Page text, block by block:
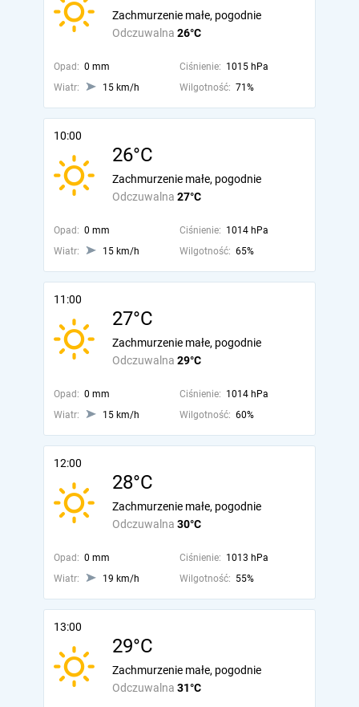
Odczuwalna 26°C
Zachmurzenie małe, pogodnie
Opad: 0 mm Ciśnienie: 1015 hPa
Wiatr:
15 km/h Wilgotność: 71%
10:00
26°C
Odczuwalna 27°C
Zachmurzenie małe, pogodnie
Opad: 0 mm Ciśnienie: 1014 hPa
Wiatr:
15 km/h Wilgotność: 65%
11:00
27°C
Odczuwalna 29°C
Zachmurzenie małe, pogodnie
Opad: 0 mm Ciśnienie: 1014 hPa
Wiatr:
15 km/h Wilgotność: 60%
12:00
28°C
Odczuwalna 30°C
Zachmurzenie małe, pogodnie
Opad: 0 mm Ciśnienie: 1013 hPa
Wiatr:
19 km/h Wilgotność: 55%
13:00
29°C
Odczuwalna 31°C
Zachmurzenie małe, pogodnie